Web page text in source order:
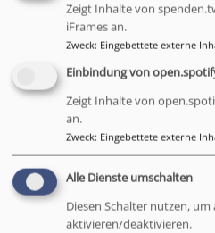
KIRCHE GEGEN
Zeigt Inhalte von
iFrames an.
Zweck: Eingebettete externe
Einbindung von
Zeigt Inhalte von
an.
Zweck: Eingebettete externe
Alle Dienste umschalten
Diesen Schalter nutzen, um
aktivieren/deaktivieren.